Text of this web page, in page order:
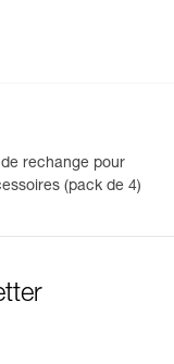
rechange pour
(pack de 4)